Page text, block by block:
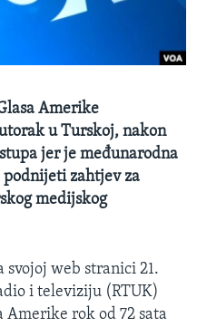
Amerike
u Turskoj, nakon
jer je međunarodna
zahtjev za
medijskog
svojoj web stranici 21.
i televiziju (RTUK)
Amerike rok od 72 sata